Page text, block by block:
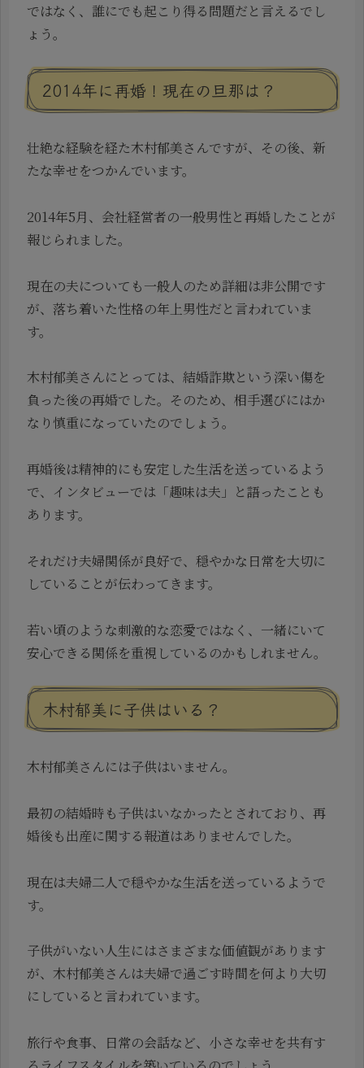
ではなく、誰にでも起こり得る問題だと言えるでし
ょう。
2014年に再婚！現在の旦那は？
壮絶な経験を経た木村郁美さんですが、その後、新
たな幸せをつかんでいます。
2014年5月、会社経営者の一般男性と再婚したことが
報じられました。
現在の夫についても一般人のため詳細は非公開です
が、落ち着いた性格の年上男性だと言われていま
す。
木村郁美さんにとっては、結婚詐欺という深い傷を
負った後の再婚でした。そのため、相手選びにはか
なり慎重になっていたのでしょう。
再婚後は精神的にも安定した生活を送っているよう
で、インタビューでは「趣味は夫」と語ったことも
あります。
それだけ夫婦関係が良好で、穏やかな日常を大切に
していることが伝わってきます。
若い頃のような刺激的な恋愛ではなく、一緒にいて
安心できる関係を重視しているのかもしれません。
木村郁美に子供はいる？
木村郁美さんには子供はいません。
最初の結婚時も子供はいなかったとされており、再
婚後も出産に関する報道はありませんでした。
現在は夫婦二人で穏やかな生活を送っているようで
す。
子供がいない人生にはさまざまな価値観があります
が、木村郁美さんは夫婦で過ごす時間を何より大切
にしていると言われています。
旅行や食事、日常の会話など、小さな幸せを共有す